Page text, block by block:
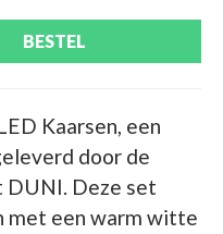
BESTEL
Kaarsen, een
door de
DUNI. Deze set
met een warm witte